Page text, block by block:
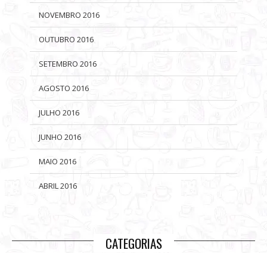
NOVEMBRO 2016
OUTUBRO 2016
SETEMBRO 2016
AGOSTO 2016
JULHO 2016
JUNHO 2016
MAIO 2016
ABRIL 2016
CATEGORIAS